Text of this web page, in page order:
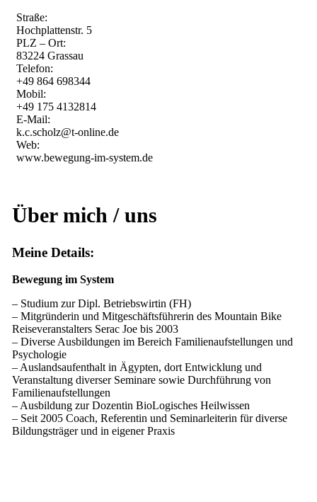
Straße:
Hochplattenstr. 5
PLZ – Ort:
83224 Grassau
Telefon:
+49 864 698344
Mobil:
+49 175 4132814
E-Mail:
k.c.scholz@t-online.de
Web:
www.bewegung-im-system.de
Über mich / uns
Meine Details:
Bewegung im System
– Studium zur Dipl. Betriebswirtin (FH)
– Mitgründerin und Mitgeschäftsführerin des Mountain Bike
Reiseveranstalters Serac Joe bis 2003
– Diverse Ausbildungen im Bereich Familienaufstellungen und
Psychologie
– Auslandsaufenthalt in Ägypten, dort Entwicklung und
Veranstaltung diverser Seminare sowie Durchführung von
Familienaufstellungen
– Ausbildung zur Dozentin BioLogisches Heilwissen
– Seit 2005 Coach, Referentin und Seminarleiterin für diverse
Bildungsträger und in eigener Praxis